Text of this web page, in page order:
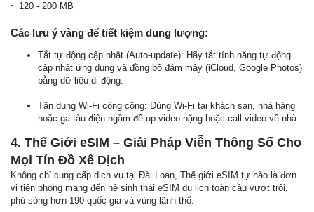
~ 120 - 200 MB
Các lưu ý vàng để tiết kiệm dung lượng:
Tắt tự động cập nhật (Auto-update): Hãy tắt tính năng tự động
cập nhật ứng dụng và đồng bộ đám mây (iCloud, Google Photos)
bằng dữ liệu di động.
Tận dụng Wi-Fi công cộng: Dùng Wi-Fi tại khách sạn, nhà hàng
hoặc ga tàu điện ngầm để up video nặng hoặc call video về nhà.
4. Thế Giới eSIM – Giải Pháp Viễn Thông Số Cho
Mọi Tín Đồ Xê Dịch
Không chỉ cung cấp dịch vụ tại Đài Loan, Thế giới eSIM tự hào là đơn
vị tiên phong mang đến hệ sinh thái eSIM du lịch toàn cầu vượt trội,
phủ sóng hơn 190 quốc gia và vùng lãnh thổ.